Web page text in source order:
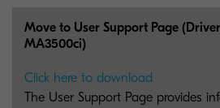
Move to User Support Page
MA3500ci)
Click here to download
The User Support Page provides